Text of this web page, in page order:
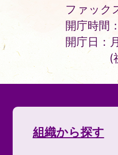
ファック
開庁時間
開庁日：
(
組織から探す